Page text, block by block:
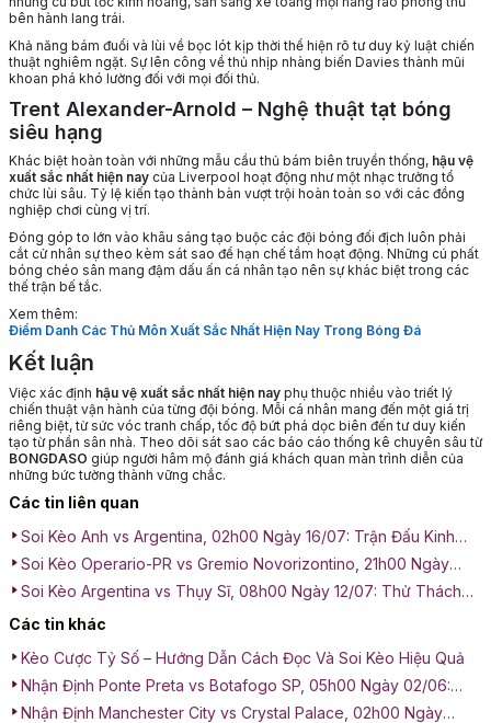
bên hành lang trái.
Khả năng bám đuổi và lùi về bọc lót kịp thời thể hiện rõ tư duy kỷ luật chiến
thuật nghiêm ngặt. Sự lên công về thủ nhịp nhàng biến Davies thành mũi
khoan phá khó lường đối với mọi đối thủ.
Trent Alexander-Arnold – Nghệ thuật tạt bóng
siêu hạng
Khác biệt hoàn toàn với những mẫu cầu thủ bám biên truyền thống, hậu vệ
xuất sắc nhất hiện nay của Liverpool hoạt động như một nhạc trưởng tổ
chức lùi sâu. Tỷ lệ kiến tạo thành bàn vượt trội hoàn toàn so với các đồng
nghiệp chơi cùng vị trí.
Đóng góp to lớn vào khâu sáng tạo buộc các đội bóng đối địch luôn phải
cắt cử nhân sự theo kèm sát sao để hạn chế tầm hoạt động. Những cú phất
bóng chéo sân mang đậm dấu ấn cá nhân tạo nên sự khác biệt trong các
thế trận bế tắc.
Xem thêm:
Điểm Danh Các Thủ Môn Xuất Sắc Nhất Hiện Nay Trong Bóng Đá
Kết luận
Việc xác định hậu vệ xuất sắc nhất hiện nay phụ thuộc nhiều vào triết lý
chiến thuật vận hành của từng đội bóng. Mỗi cá nhân mang đến một giá trị
riêng biệt, từ sức vóc tranh chấp, tốc độ bứt phá dọc biên đến tư duy kiến
tạo từ phần sân nhà. Theo dõi sát sao các báo cáo thống kê chuyên sâu từ
BONGDASO giúp người hâm mộ đánh giá khách quan màn trình diễn của
những bức tường thành vững chắc.
Các tin liên quan
Soi Kèo Anh vs Argentina, 02h00 Ngày 16/07: Trận Đấu Kinh
Điển
Soi Kèo Operario-PR vs Gremio Novorizontino, 21h00 Ngày
12/07: Cuộc Chiến Thực Lực
Soi Kèo Argentina vs Thụy Sĩ, 08h00 Ngày 12/07: Thử Thách
Các tin khác
Kèo Cược Tỷ Số – Hướng Dẫn Cách Đọc Và Soi Kèo Hiệu Quả
Nhận Định Ponte Preta vs Botafogo SP, 05h00 Ngày 02/06:
Đỉnh Cao Chiến Thuật
Nhận Định Manchester City vs Crystal Palace, 02h00 Ngày